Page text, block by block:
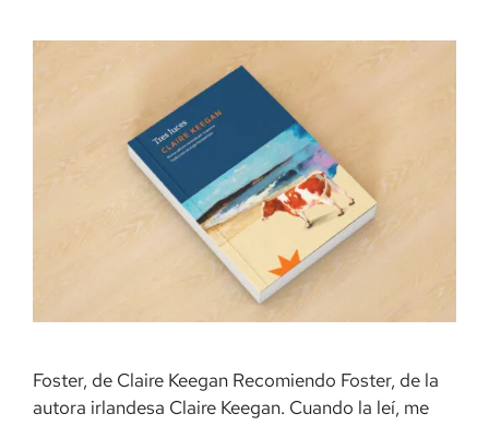
Foster, de Claire Keegan Recomiendo Foster, de la
autora irlandesa Claire Keegan. Cuando la leí, me